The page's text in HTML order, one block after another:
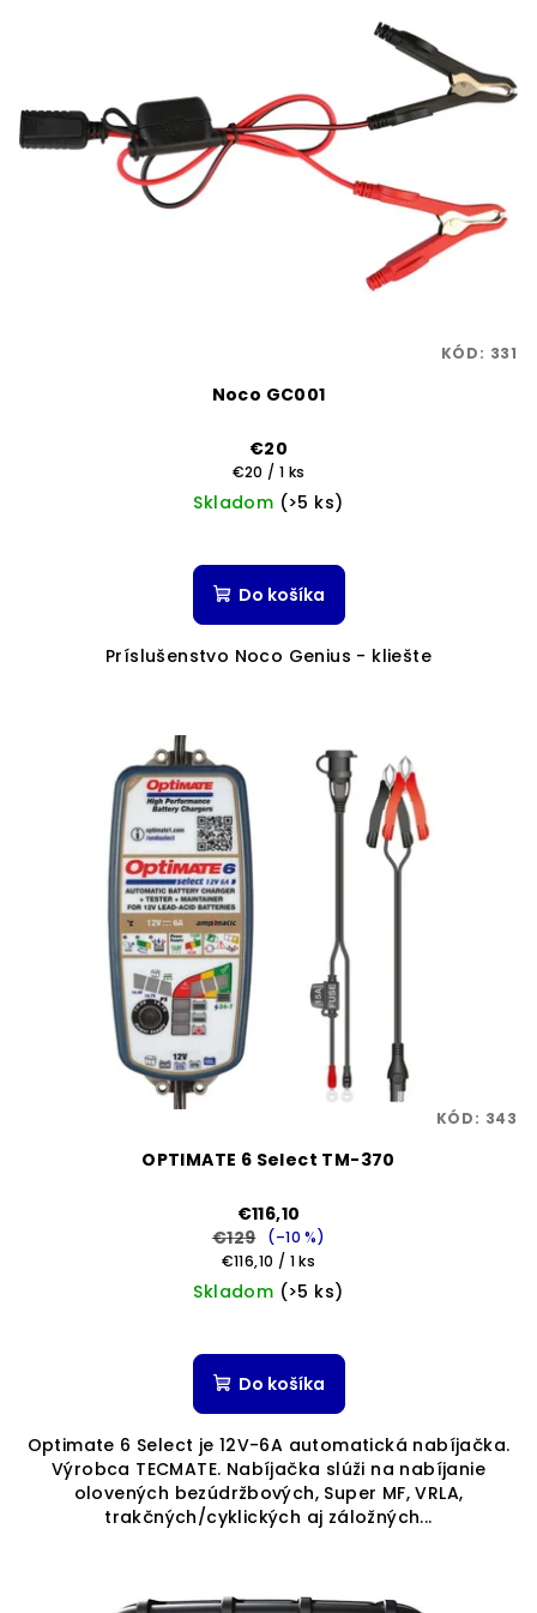
Noco GC001
€20
Jednotková
cena:
€20 / 1 ks
Skladom (>5 ks)
Do košíka
Príslušenstvo Noco Genius - kliešte
KÓD: 331
OPTIMATE 6 Select TM-370
€116,10
€129
(–10 %)
Jednotková
cena:
€116,10 / 1 ks
Skladom (>5 ks)
Do košíka
Optimate 6 Select je 12V-6A automatická nabíjačka.
Výrobca TECMATE. Nabíjačka slúži na nabíjanie
olovených bezúdržbových, Super MF, VRLA,
trakčných/cyklických aj záložných...
KÓD: 343